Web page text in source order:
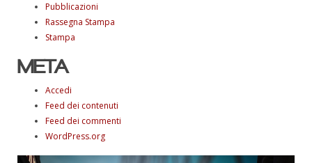
Pubblicazioni
Rassegna Stampa
Stampa
META
Accedi
Feed dei contenuti
Feed dei commenti
WordPress.org